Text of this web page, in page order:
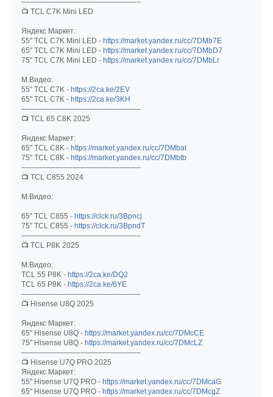
––––––––––––––––––––––––––––
📺 TCL C7K Mini LED
Яндекс Маркет:
55" TCL C7K Mini LED - https://market.yandex.ru/cc/7DMb7E
65" TCL C7K Mini LED - https://market.yandex.ru/cc/7DMbD7
75" TCL C7K Mini LED - https://market.yandex.ru/cc/7DMbLr
М.Видео:
55" TCL C7K - https://2ca.ke/2EV
65" TCL C7K - https://2ca.ke/3KH
––––––––––––––––––––––––––––
📺 TCL 65 C8K 2025
Яндекс Маркет:
65" TCL C8K - https://market.yandex.ru/cc/7DMbat
75" TCL C8K - https://market.yandex.ru/cc/7DMbtb
––––––––––––––––––––––––––––
📺 TCL C855 2024
М.Видео:
65" TCL C855 - https://clck.ru/3Bpncj
75" TCL C855 - https://clck.ru/3BpndT
––––––––––––––––––––––––––––
📺 TCL P8K 2025
М.Видео:
TCL 55 P8K - https://2ca.ke/DQ2
TCL 65 P8K - https://2ca.ke/6YE
––––––––––––––––––––––––––––
📺 Hisense U8Q 2025
Яндекс Маркет:
65" Hisense U8Q - https://market.yandex.ru/cc/7DMcCE
75" Hisense U8Q - https://market.yandex.ru/cc/7DMcLZ
––––––––––––––––––––––––––––
📺 Hisense U7Q PRO 2025
Яндекс Маркет:
55" Hisense U7Q PRO - https://market.yandex.ru/cc/7DMcaG
65" Hisense U7Q PRO - https://market.yandex.ru/cc/7DMcgZ